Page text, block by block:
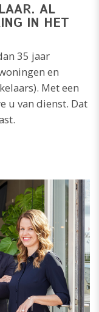
AL
IN HET
35 jaar
en
Met een
u van dienst. Dat